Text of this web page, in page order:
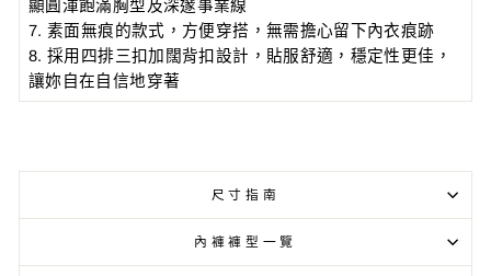
顯圓渾飽滿胸型及深邃事業線
7. 素面無痕的款式，方便穿搭，無需擔心留下內衣痕跡
8. 採用四排三扣加闊背扣設計，貼服舒適，穩定性更佳，
讓妳自在自信地穿著
尺寸指南
內褲褲型一覽